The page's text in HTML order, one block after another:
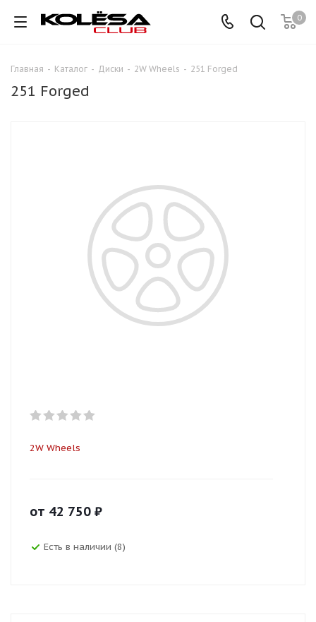
0
Главная - Каталог - Диски - 2W Wheels - 251 Forged
251 Forged
2W Wheels
от 42 750 ₽
Есть в наличии (8)